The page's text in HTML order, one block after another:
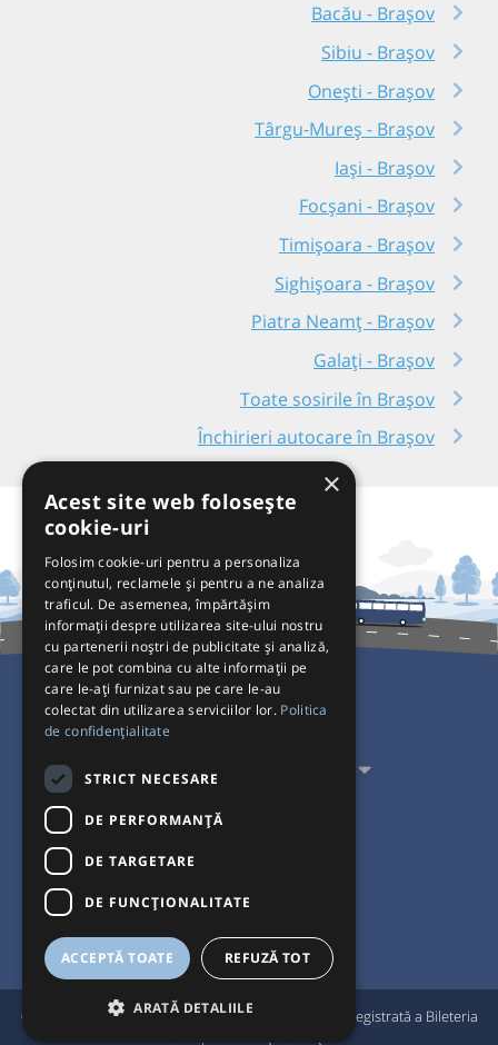
Bacău - Brașov
Sibiu - Brașov
Onești - Brașov
Târgu-Mureș - Brașov
Iași - Brașov
Focșani - Brașov
Timișoara - Brașov
Sighișoara - Brașov
Piatra Neamț - Brașov
Galați - Brașov
Toate sosirile în Brașov
Închirieri autocare în Brașov
Pentru Călători
Pentru Transportatori
Interacționăm
Acceptăm plăți cu
© Bileteria 2004-2026 | Autogari.RO®
este marcă înregistrată a Bileteria
×
Acest site web folosește
cookie-uri
Folosim cookie-uri pentru a personaliza
conținutul, reclamele și pentru a ne analiza
traficul. De asemenea, împărtășim
informații despre utilizarea site-ului nostru
cu partenerii noștri de publicitate și analiză,
care le pot combina cu alte informații pe
care le-ați furnizat sau pe care le-au
colectat din utilizarea serviciilor lor. Politica
de confidențialitate
STRICT NECESARE
DE PERFORMANȚĂ
DE TARGETARE
DE FUNCŢIONALITATE
ACCEPTĂ TOATE REFUZĂ TOT
ARATĂ DETALIILE